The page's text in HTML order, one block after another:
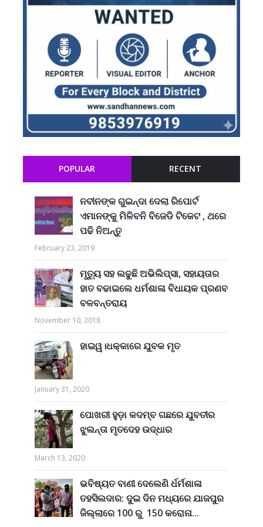
POPULAR RECENT
ନବୀନଙ୍କ ଗୁଇନ୍ଦା ଦେଲା ରିପୋର୍ଟ
ଏମାନଙ୍କୁ ମିଳିବନି ବିଜେଡି ଟିକେଟ , ଥରେ
ପଢି ନିଅନ୍ତୁ
February 23, 2019
ମୃତ୍ୟୁ ସହ ଲଢୁଛି ଅଭିଲିପ୍ସା, ସହାୟତାର
ହାତ ବଢାଇଲେ ଧର୍ମଶାଳା ବିଧାୟକ ପ୍ରଣବ
ବଳବନ୍ତରାୟ
November 10, 2018
ହାଇୱ।ଧକ୍କାରେ ଯୁବକ ମୃତ
January 31, 2020
ପୋଖରୀ ହୁଡ଼ା କଦମ୍ବ ଗଛରେ ଯୁବତୀର
ଝୁଲନ୍ତା ମୃତଦେହ ଉଦ୍ଧାର
March 13, 2020
ଭବିଷ୍ୟତ ବାଣୀ ଦେଲେଣି ର୍ଧର୍ମଶାଳା
ତହସିଲଦାର: ଦୁଇ ଦିନ ମଧ୍ୟରେ ଯାଜପୁର
ଜିଲ୍ଲାରେ 100 ରୁ 150 କରୋନା...